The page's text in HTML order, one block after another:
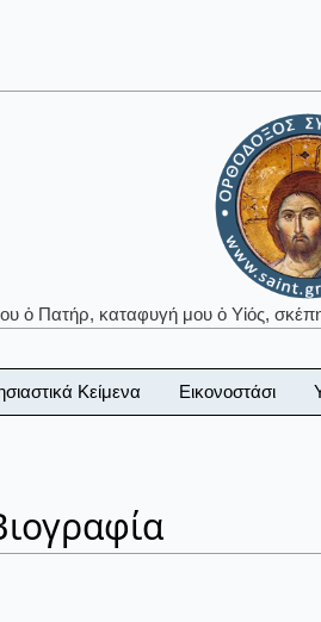
ὁ Πατήρ, καταφυγή μου ὁ Υἱός,
Κείμενα Εικονοστάσι